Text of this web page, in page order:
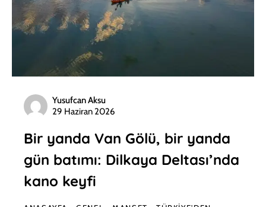
Yusufcan Aksu
29 Haziran 2026
Bir yanda Van Gölü, bir yanda
gün batımı: Dilkaya Deltası’nda
kano keyfi